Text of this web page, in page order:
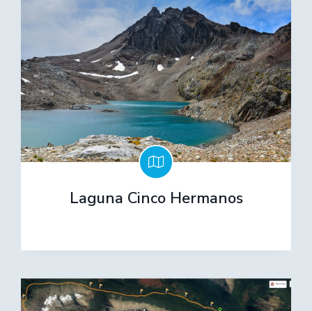
Laguna Cinco Hermanos